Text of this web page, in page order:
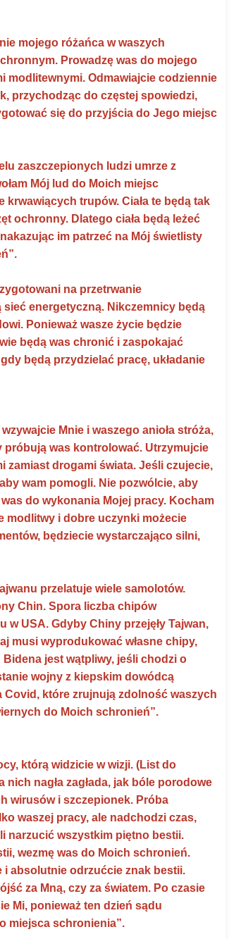
mojego różańca w waszych
Prowadzę was do mojego
modlitewnymi. Odmawiajcie codziennie
przychodząc do częstej spowiedzi,
się do przyjścia do Jego miejsc
zaszczepionych ludzi umrze z
Mój lud do Moich miejsc
trupów. Ciała te będą tak
ochronny. Dlatego ciała będą leżeć
im patrzeć na Mój świetlisty
na przetrwanie
sieć energetyczną. Nikczemnicy będą
Ponieważ wasze życie będzie
będą was chronić i zaspokajać
będą przydzielać pracę, układanie
Mnie i waszego anioła stróża,
próbują was kontrolować. Utrzymujcie
zamiast drogami świata. Jeśli czujecie,
wam pomogli. Nie pozwólcie, aby
do wykonania Mojej pracy. Kocham
modlitwy i dobre uczynki możecie
będziecie wystarczająco silni,
przelatuje wiele samolotów.
Chin. Spora liczba chipów
w USA. Gdyby Chiny przejęły Tajwan,
musi wyprodukować własne chipy,
jest wątpliwy, jeśli chodzi o
wojny z kiepskim dowódcą
Covid, które zrujnują zdolność waszych
do Moich schronień”.
którą widzicie w wizji. (List do
nagła zagłada, jak bóle porodowe
wirusów i szczepionek. Próba
waszej pracy, ale nadchodzi czas,
narzucić wszystkim piętno bestii.
wezmę was do Moich schronień.
absolutnie odrzućcie znak bestii.
za Mną, czy za światem. Po czasie
Mi, ponieważ ten dzień sądu
miejsca schronienia”.